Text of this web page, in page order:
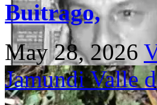
Buitrago,
May 28, 2026
JamundiValle